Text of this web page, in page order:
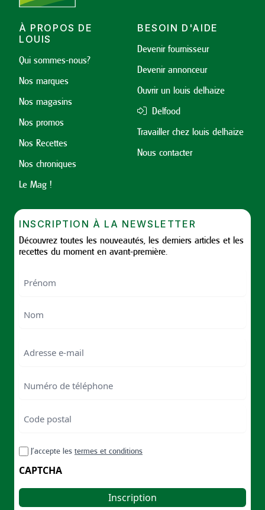
À PROPOS DE
LOUIS
Qui sommes-nous?
Nos marques
Nos magasins
Nos promos
Nos Recettes
Nos chroniques
Le Mag !
BESOIN D'AIDE
Devenir fournisseur
Devenir annonceur
Ouvrir un louis delhaize
Delfood
Travailler chez louis delhaize
Nous contacter
INSCRIPTION À LA NEWSLETTER
Découvrez toutes les nouveautés, les derniers articles et les
recettes du moment en avant-première.
de
postal
postal
RGPDJ’accepte les termes et conditions
CAPTCHA